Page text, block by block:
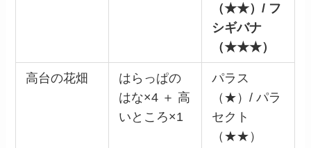
（★★）/ フ
シギバナ
（★★★）
高台の花畑
はらっぱの
はな×4 ＋ 高
いところ×1
パラス
（★）/ パラ
セクト
（★★）